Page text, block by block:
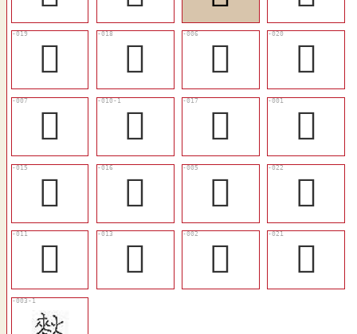
󳝺
󳝹 󳝰
󳝻
󳝱
𤉟 󳝸
𤋩
󳝶
󳝷 󳝯
󳝽
󳝴
󳝵 𤎮 󳝼